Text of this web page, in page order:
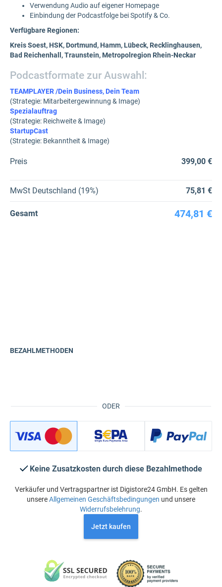
Verwendung Audio auf eigener Homepage
Einbindung der Podcastfolge bei Spotify & Co.
Verfügbare Regionen:
Kreis Soest, HSK, Dortmund, Hamm, Lübeck, Recklinghausen,
Bad Reichenhall, Traunstein, Metropolregion Rhein-Neckar
Podcastformate zur Auswahl:
TEAMPLAYER /Dein Business, Dein Team
(Strategie: Mitarbeitergewinnung & Image)
Spezialauftrag
(Strategie: Reichweite & Image)
StartupCast
(Strategie: Bekanntheit & Image)
Preis 399,00 €
MwSt Deutschland (19%) 75,81 €
Gesamt 474,81 €
ODER
BEZAHLMETHODEN
Keine Zusatzkosten durch diese Bezahlmethode
Verkäufer und Vertragspartner ist Digistore24 GmbH. Es gelten
unsereAllgemeinen Geschäftsbedingungen und unsere
Widerrufsbelehrung.
Jetzt kaufen